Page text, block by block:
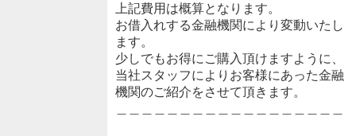
上記費用は概算となります。
お借入れする金融機関により変動いたし
ます。
少しでもお得にご購入頂けますように、
当社スタッフによりお客様にあった金融
機関のご紹介をさせて頂きます。